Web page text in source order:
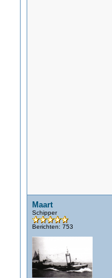
Maart
Schipper
Berichten: 753